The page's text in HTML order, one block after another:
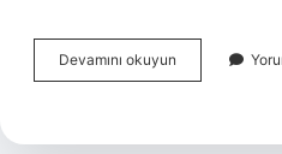
Devamını okuyun
Kullanma
Ürün